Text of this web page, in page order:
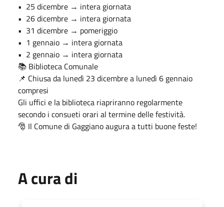
•⁠ ⁠25 dicembre → intera giornata
•⁠ ⁠26 dicembre → intera giornata
•⁠ ⁠31 dicembre → pomeriggio
•⁠ ⁠1 gennaio → intera giornata
•⁠ ⁠2 gennaio → intera giornata
📚 Biblioteca Comunale
📌 Chiusa da lunedì 23 dicembre a lunedì 6 gennaio
compresi
Gli uffici e la biblioteca riapriranno regolarmente
secondo i consueti orari al termine delle festività.
🎅 Il Comune di Gaggiano augura a tutti buone feste!
A cura di